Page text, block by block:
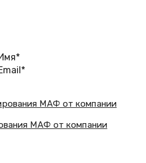
МАФ от компании